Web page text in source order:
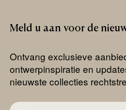
Meld u aan voor de
Ontvang exclusieve
ontwerpinspiratie en
nieuwste collecties